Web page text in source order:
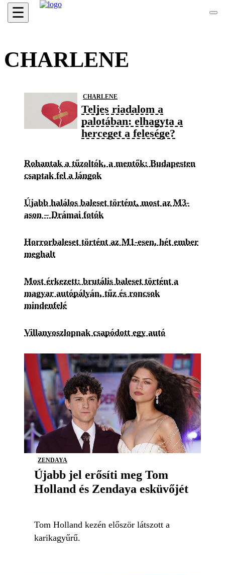
☰
CHARLENE
CHARLENE
Teljes riadalom a
palotában: elhagyta a
herceget a felesége?
Rohantak a tűzoltók, a mentők: Budapesten
csaptak fel a lángok
Újabb halálos baleset történt, most az M3-
ason – Drámai fotók
Horrorbaleset történt az M1-esen, hét ember
meghalt
Most érkezett: brutális baleset történt a
magyar autópályán, tűz és roncsok
mindenfelé
Villanyoszlopnak csapódott egy autó
ZENDAYA
Újabb jel erősíti meg Tom
Holland és Zendaya esküvőjét
Tom Holland kezén először látszott a
karikagyűrű.